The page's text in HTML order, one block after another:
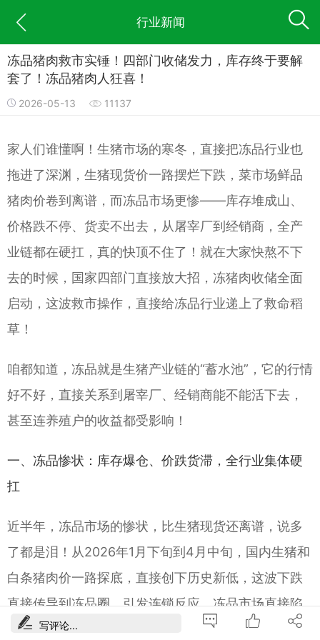
行业新闻
冻品猪肉救市实锤！四部门收储发力，库存终于要解
套了！冻品猪肉人狂喜！
2026-05-13 11137
家人们谁懂啊！生猪市场的寒冬，直接把冻品行业也
拖进了深渊，生猪现货价一路摆烂下跌，菜市场鲜品
猪肉价卷到离谱，而冻品市场更惨——库存堆成山、
价格跌不停、货卖不出去，从屠宰厂到经销商，全产
业链都在硬扛，真的快顶不住了！就在大家快熬不下
去的时候，国家四部门直接放大招，冻猪肉收储全面
启动，这波救市操作，直接给冻品行业递上了救命稻
草！
咱都知道，冻品就是生猪产业链的“蓄水池”，它的行情
好不好，直接关系到屠宰厂、经销商能不能活下去，
甚至连养殖户的收益都受影响！
一、冻品惨状：库存爆仓、价跌货滞，全行业集体硬
扛
近半年，冻品市场的惨状，比生猪现货还离谱，说多
了都是泪！从2026年1月下旬到4月中旬，国内生猪和
白条猪肉价一路探底，直接创下历史新低，这波下跌
直接传导到冻品圈，引发连锁反应，冻品市场直接陷
入“库存暴涨、价格摆烂、出货困难”的三重暴击，谁碰
写评论...